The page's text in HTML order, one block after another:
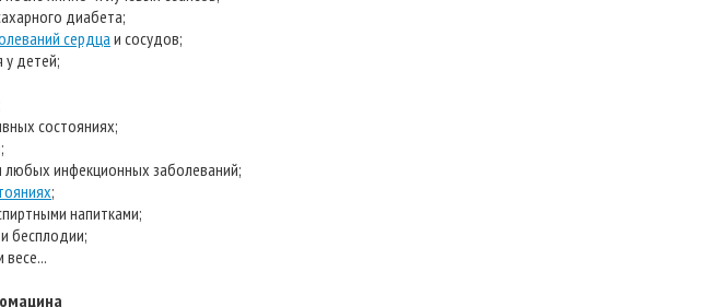
диабета;
сердца и сосудов;
у детей;
состояниях;
любых инфекционных заболеваний;
;
напитками;
бесплодии;